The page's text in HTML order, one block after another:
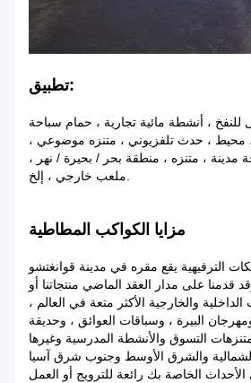
تطبيق:
للنفخ ، أنشطة مائية تجارية ، حمام سباحة
، محيط ، حدث تلفزيوني ، متنزه موضوعي ،
مدينة ، متنزه ، منطقة بحر / بحيرة / نهر ،
ملعب خارجي ، إلخ.
مزايا الكواكب المطاطية
الترفيهية يقع مقره في مدينة قوانغتشو
قدمنا ​​على مدار العقد الماضي منتجاتنا أو
والخارجية الأكثر متعة في العالم ،
البيرة ، وسباقات العوائق ، وحديقة
التسوق والأنشطة المدرسية وغيرها
والشرق الأوسط وجنوب شرق آسيا
الخاصة بك رائعة للترويج أو العمل